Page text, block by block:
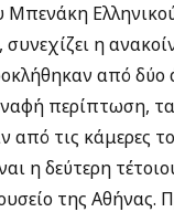
η
από δύο
περίπτωση,
από τις κάμερες
η δεύτερη
της Αθήνας.